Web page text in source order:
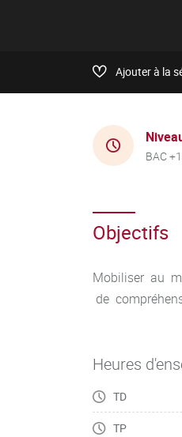
Ajouter à la
BAC +1
Objectifs
Mobiliser au
de
Heures
TD
TP